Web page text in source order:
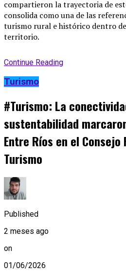
compartieron la trayectoria de
consolida como una de las
turismo rural e histórico dentro
territorio.
Continue Reading
Turismo
#Turismo: La
sustentabilidad
Entre Ríos en el Consejo
Turismo
Published
2 meses ago
on
01/06/2026